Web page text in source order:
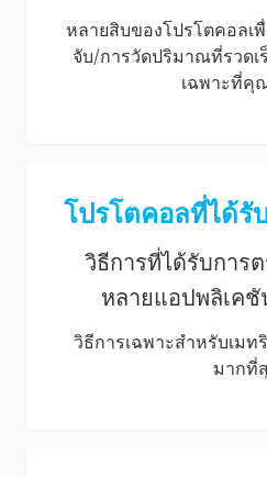
หลายสิบของโปรโตคอลเ
จับ/การวัดปริมาณที่รวดเ
เฉพาะที่คุ
โปรโตคอลที่ได้รั
วิธีการที่ได้รับการ
หลายแอปพลิเค
วิธีการเฉพาะสำหรับเม
มากที่